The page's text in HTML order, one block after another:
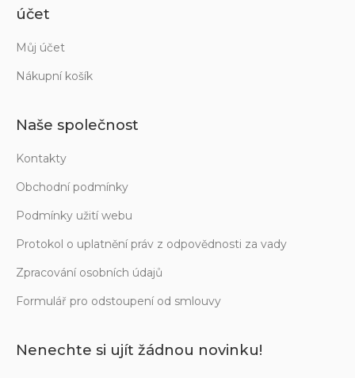
účet
Můj účet
Nákupní košík
Naše společnost
Kontakty
Obchodní podmínky
Podmínky užití webu
Protokol o uplatnění práv z odpovědnosti za vady
Zpracování osobních údajů
Formulář pro odstoupení od smlouvy
Nenechte si ujít žádnou novinku!